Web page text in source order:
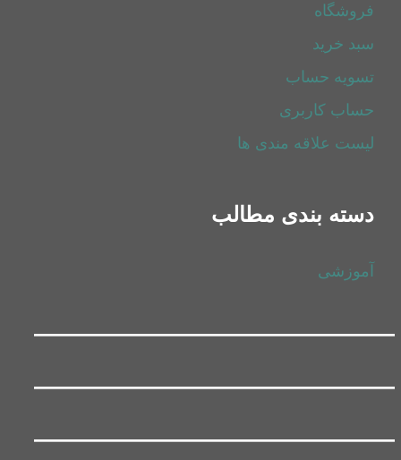
فروشگاه
سبد خرید
تسویه حساب
حساب کاربری
لیست علاقه مندی ها
دسته بندی مطالب
آموزشی